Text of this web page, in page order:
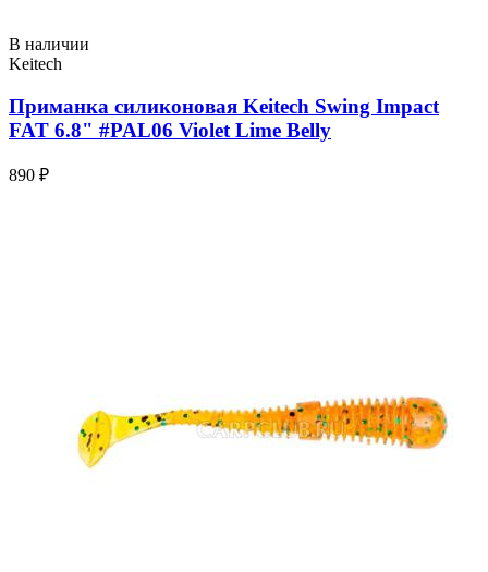
В наличии
Keitech
Приманка силиконовая Keitech Swing Impact
FAT 6.8" #PAL06 Violet Lime Belly
890 ₽